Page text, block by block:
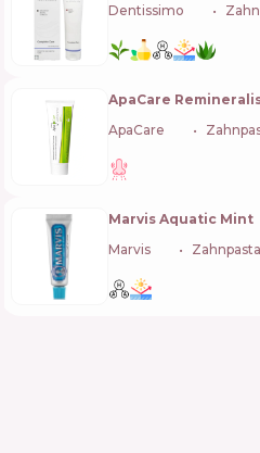
Dentissimo
ApaCare
ApaCare
Marvis Aquatic Mint
Marvis
Zahnpasta